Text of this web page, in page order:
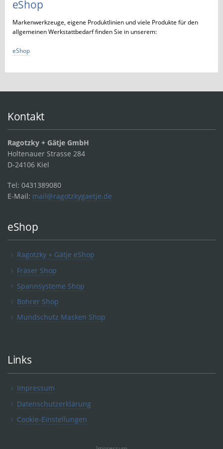
eShop
Markenwerkzeuge, eigene Produktlinien und viele Produkte für den
allgemeinen Werkstattbedarf finden Sie in unserem:
eShop
Kontakt
Ragotzky + Gätje GmbH
Holtenauer Strasse 284
D-24106 Kiel
Tel: 0431389080
E-Mail: mail@ragotzkygaetje.de
eShop
Ragotzky + Gätje eShop
Fräser Shop
Spannsysteme Shop
Bohrer Shop
Mundschutz Masken Shop
Links
Impressum
Datenschutzerklärung
Cookie-Einstellungen